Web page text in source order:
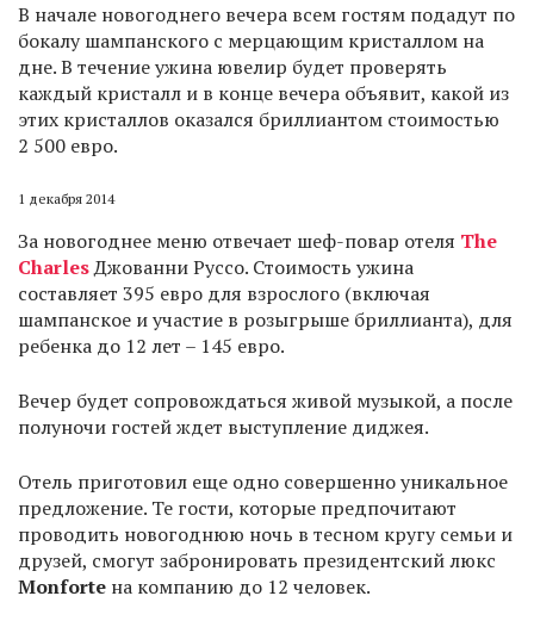
В начале новогоднего вечера всем гостям подадут по
бокалу шампанского с мерцающим кристаллом на
дне. В течение ужина ювелир будет проверять
каждый кристалл и в конце вечера объявит, какой из
этих кристаллов оказался бриллиантом стоимостью
2 500 евро.
1 декабря 2014
За новогоднее меню отвечает шеф-повар отеля The
CharlesДжованни Руссо. Стоимость ужина
составляет 395 евро для взрослого (включая
шампанское и участие в розыгрыше бриллианта), для
ребенка до 12 лет – 145 евро.
Вечер будет сопровождаться живой музыкой, а после
полуночи гостей ждет выступление диджея.
Отель приготовил еще одно совершенно уникальное
предложение. Те гости, которые предпочитают
проводить новогоднюю ночь в тесном кругу семьи и
друзей, смогут забронировать президентский люкс
Monforte на компанию до 12 человек.